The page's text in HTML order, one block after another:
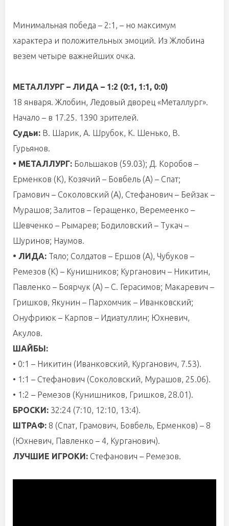
Минимальная победа – 2:1, – но максимум
характера и положительных эмоций. Из Жлобина
везем четыре важнейших очка.
МЕТАЛЛУРГ – ЛИДА – 1:2 (0:1, 1:1, 0:0)
18 января. Жлобин, Ледовый дворец «Металлург».
Начало – в 17.25. 1390 зрителей.
Судьи: В. Шарик, А. Шрубок, К. Шенько, В.
Гурьянов.
• МЕТАЛЛУРГ: Большаков (59.03); Д. Коробов –
Ерменков (К), Козячий – Бовбель (А) – Спат;
Грамович – Соколовский (А), Стефанович – Бейзак –
Мурашов; Залитов – Геращенко, Веремеенко –
Шевченко – Рымарев; Бодиловский – Тукач –
Шуринов; Наумов.
• ЛИДА: Тяло; Солдатов – Ершов (А), Чубуков –
Ремезов (К) – Кунишников; Курганович – Никитин,
Павленко – Боярчук (А) – С. Герасимов; Макаревич –
Гришков, Якунин – Пархомчик – Иванковский;
Онуфриюк – Карпов – Идиатуллин; Юхневич,
Акулов.
ШАЙБЫ:
• 0:1 – Никитин (Иванковский, Курганович, 7.53).
• 1:1 – Стефанович (Соколовский, Мурашов, 25.06).
• 1:2 – Ремезов (Кунишников, Гришков, 28.01).
БРОСКИ: 32:24 (7:10, 12:10, 13:4).
ШТРАФ: 8 (Спат, Грамович, Бовбель, Ерменков) – 8
(Юхневич, Павленко – 4, Курганович).
ЛУЧШИЕ ИГРОКИ: Стефанович – Ремезов.